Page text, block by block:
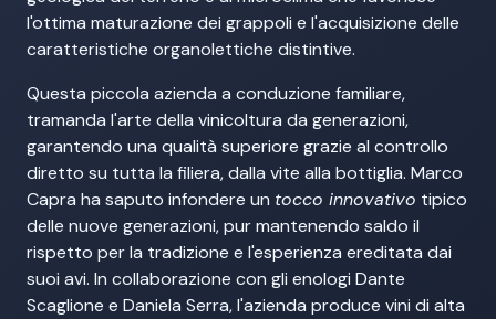
l'ottima maturazione dei grappoli e l'acquisizione delle
caratteristiche organolettiche distintive.
Questa piccola azienda a conduzione familiare,
tramanda l'arte della vinicoltura da generazioni,
garantendo una qualità superiore grazie al controllo
diretto su tutta la filiera, dalla vite alla bottiglia. Marco
Capra ha saputo infondere un tocco innovativo tipico
delle nuove generazioni, pur mantenendo saldo il
rispetto per la tradizione e l'esperienza ereditata dai
suoi avi. In collaborazione con gli enologi Dante
Scaglione e Daniela Serra, l'azienda produce vini di alta